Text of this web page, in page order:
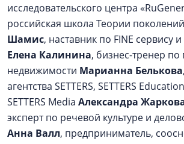
исследовательского центра
российская школа Теории
Шамис, наставник по FINE сервису
Елена Калинина, бизнес-тренер
недвижимости Марианна Белькова
агентства SETTERS, SETTERS
SETTERS Media Александра
эксперт по речевой культуре и
Анна Валл, предприниматель,